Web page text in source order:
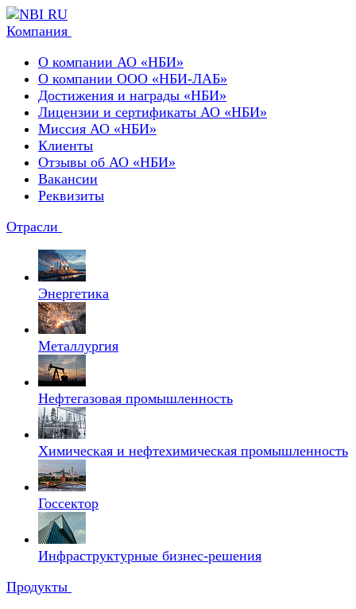
Компания
О компании АО «НБИ»
О компании ООО «НБИ-ЛАБ»
Достижения и награды «НБИ»
Лицензии и сертификаты АО «НБИ»
Миссия АО «НБИ»
Клиенты
Отзывы об АО «НБИ»
Вакансии
Реквизиты
Отрасли
Энергетика
Металлургия
Нефтегазовая промышленность
Химическая и нефтехимическая промышленность
Госсектор
Инфраструктурные бизнес-решения
Продукты